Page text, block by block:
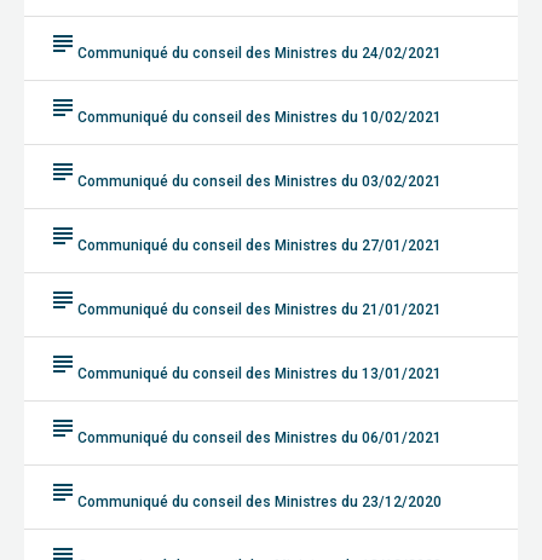
subject Communiqué du conseil des Ministres du 24/02/2021
subject Communiqué du conseil des Ministres du 10/02/2021
subject Communiqué du conseil des Ministres du 03/02/2021
subject Communiqué du conseil des Ministres du 27/01/2021
subject Communiqué du conseil des Ministres du 21/01/2021
subject Communiqué du conseil des Ministres du 13/01/2021
subject Communiqué du conseil des Ministres du 06/01/2021
subject Communiqué du conseil des Ministres du 23/12/2020